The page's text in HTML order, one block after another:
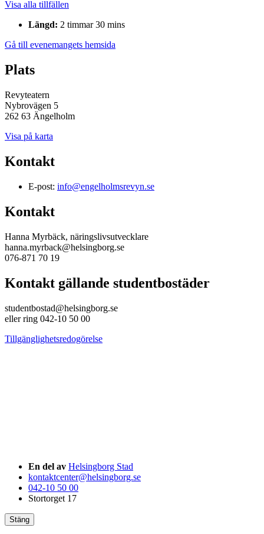
Visa alla tillfällen
Längd: 2 timmar 30 mins
Gå till evenemangets hemsida
Plats
Revyteatern
Nybrovägen 5
262 63 Ängelholm
Visa på karta
Kontakt
E-post: info@engelholmsrevyn.se
Kontakt
Hanna Myrbäck, näringslivsutvecklare
hanna.myrback@helsingborg.se
076-871 70 19
Kontakt gällande studentbostäder
studentbostad@helsingborg.se
eller ring 042-10 50 00
Tillgänglighetsredogörelse
En del av Helsingborg Stad
kontaktcenter@helsingborg.se
042-10 50 00
Stortorget 17
Stäng